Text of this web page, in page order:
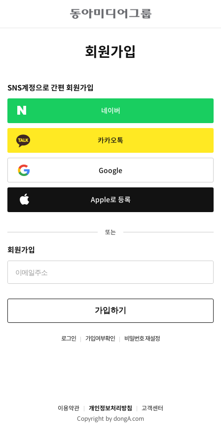
회원가입
SNS계정으로 간편 회원가입
네이버
카카오톡
Google
Apple로 등록
또는
회원가입
가입하기
로그인 가입여부확인 비밀번호 재설정
이용약관 개인정보처리방침
고객센터
Copyright by dongA.com